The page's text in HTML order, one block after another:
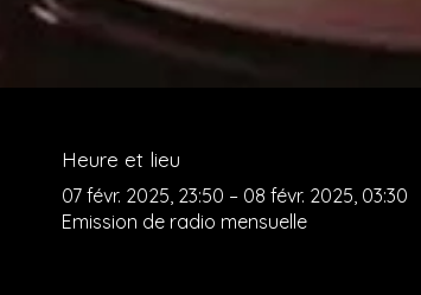
Heure et lieu
07 févr. 2025, 23:50 – 08 févr. 2025, 03:30
Emission de radio mensuelle